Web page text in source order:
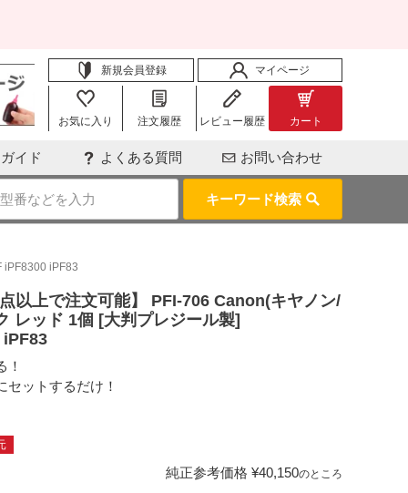
新規会員登録 マイページ
お気に入り 注文履歴 レビュー履歴 カート
イド よくある質問 お問い合わせ
キーワード検索
iPF8300 iPF83
以上で注文可能】 PFI-706 Canon(キヤノン/
レッド 1個 [大判プレジール製]
！
ットするだけ！
純正参考価格 ¥40,150のところ